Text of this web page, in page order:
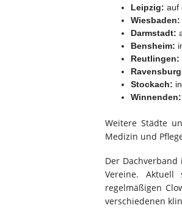
Leipzig: auf
Wiesbaden:
Darmstadt:
Bensheim:
Reutlingen:
Stockach:
Winnenden:
Weitere Städte
Medizin und
Der
Vereine.
regelmäßigen
verschiedenen